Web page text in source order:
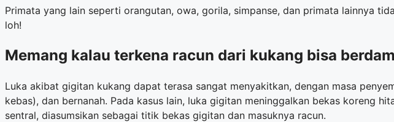
Primata yang lain seperti orangutan, owa, gorila, simpanse, dan primata lainnya
loh!
Memang kalau terkena racun dari kukang bisa
Luka akibat gigitan kukang dapat terasa sangat menyakitkan, dengan masa
kebas), dan bernanah. Pada kasus lain, luka gigitan meninggalkan bekas koreng
sentral, diasumsikan sebagai titik bekas gigitan dan masuknya racun.